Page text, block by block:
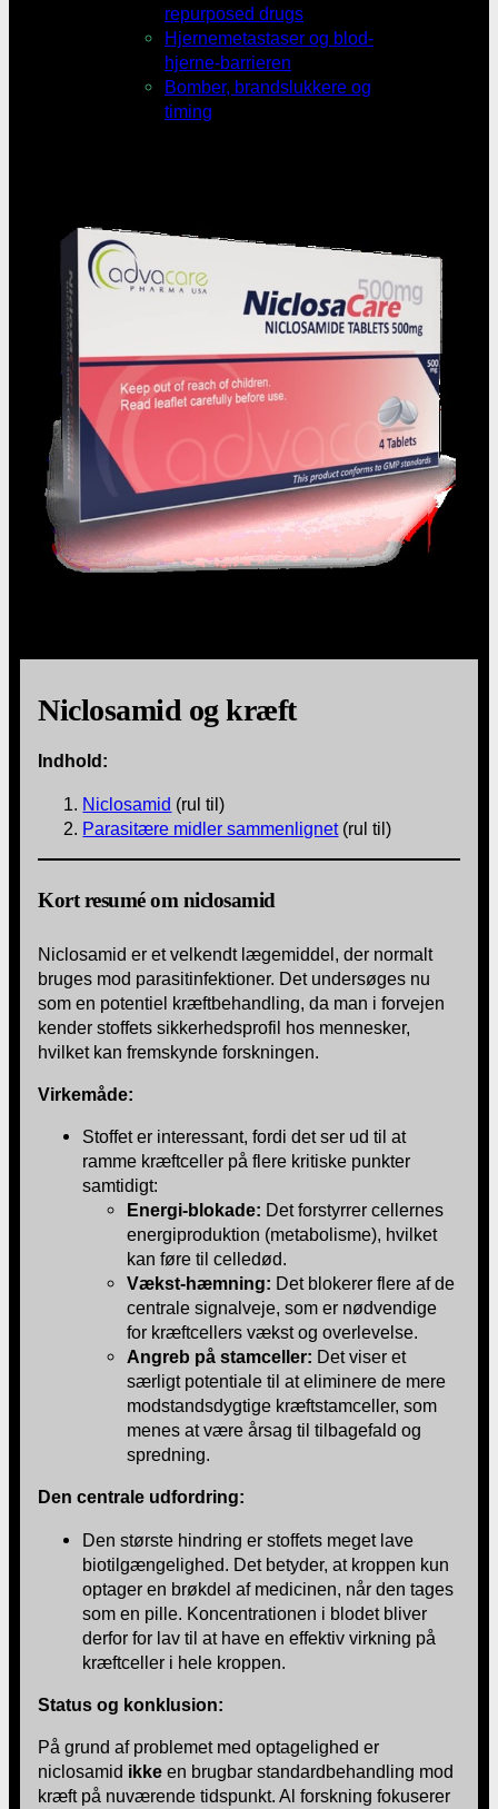
repurposed drugs
Hjernemetastaser og blod-
hjerne-barrieren
Bomber, brandslukkere og
timing
Niclosamid og kræft
Indhold:
Niclosamid (rul til)
Parasitære midler sammenlignet(rul til)
Kort resumé om niclosamid
Niclosamid er et velkendt lægemiddel, der normalt
bruges mod parasitinfektioner. Det undersøges nu
som en potentiel kræftbehandling, da man i forvejen
kender stoffets sikkerhedsprofil hos mennesker,
hvilket kan fremskynde forskningen.
Virkemåde:
Stoffet er interessant, fordi det ser ud til at
ramme kræftceller på flere kritiske punkter
samtidigt:
Energi-blokade: Det forstyrrer cellernes
energiproduktion (metabolisme), hvilket
kan føre til celledød.
Vækst-hæmning: Det blokerer flere af de
centrale signalveje, som er nødvendige
for kræftcellers vækst og overlevelse.
Angreb på stamceller: Det viser et
særligt potentiale til at eliminere de mere
modstandsdygtige kræftstamceller, som
menes at være årsag til tilbagefald og
spredning.
Den centrale udfordring:
Den største hindring er stoffets meget lave
biotilgængelighed. Det betyder, at kroppen kun
optager en brøkdel af medicinen, når den tages
som en pille. Koncentrationen i blodet bliver
derfor for lav til at have en effektiv virkning på
kræftceller i hele kroppen.
Status og konklusion:
På grund af problemet med optagelighed er
niclosamid ikke en brugbar standardbehandling mod
kræft på nuværende tidspunkt. Al forskning fokuserer